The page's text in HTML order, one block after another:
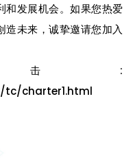
和发展机会。如果您热爱
造未来，诚挚邀请您加入
击 :
tc/charter1.html